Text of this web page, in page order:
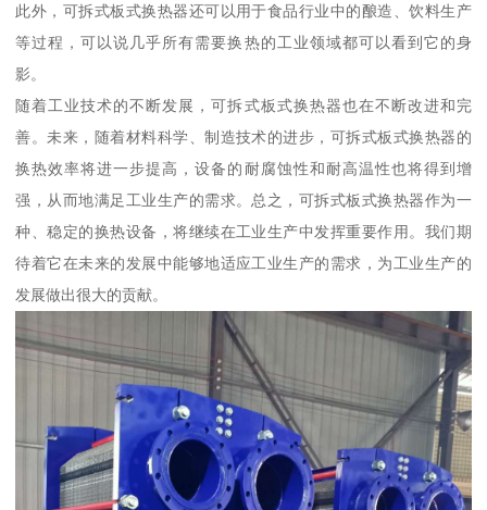
此外，可拆式板式换热器还可以用于食品行业中的酿造、饮料生产
等过程，可以说几乎所有需要换热的工业领域都可以看到它的身
影。
随着工业技术的不断发展，可拆式板式换热器也在不断改进和完
善。未来，随着材料科学、制造技术的进步，可拆式板式换热器的
换热效率将进一步提高，设备的耐腐蚀性和耐高温性也将得到增
强，从而地满足工业生产的需求。总之，可拆式板式换热器作为一
种、稳定的换热设备，将继续在工业生产中发挥重要作用。我们期
待着它在未来的发展中能够地适应工业生产的需求，为工业生产的
发展做出很大的贡献。